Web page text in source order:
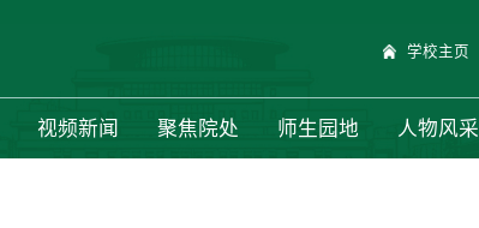
学校主页
视频新闻 聚焦院处 师生园地 人物风采